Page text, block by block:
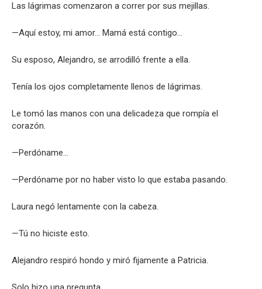
Las lágrimas comenzaron a correr por sus mejillas.
—Aquí estoy, mi amor… Mamá está contigo…
Su esposo, Alejandro, se arrodilló frente a ella.
Tenía los ojos completamente llenos de lágrimas.
Le tomó las manos con una delicadeza que rompía el
corazón.
—Perdóname…
—Perdóname por no haber visto lo que estaba pasando.
Laura negó lentamente con la cabeza.
—Tú no hiciste esto.
Alejandro respiró hondo y miró fijamente a Patricia.